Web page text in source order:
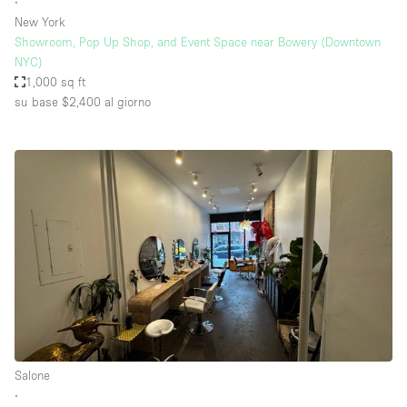
New York
Showroom, Pop Up Shop, and Event Space near Bowery (Downtown
NYC)
1,000 sq ft
su base $2,400 al giorno
Salone
∙